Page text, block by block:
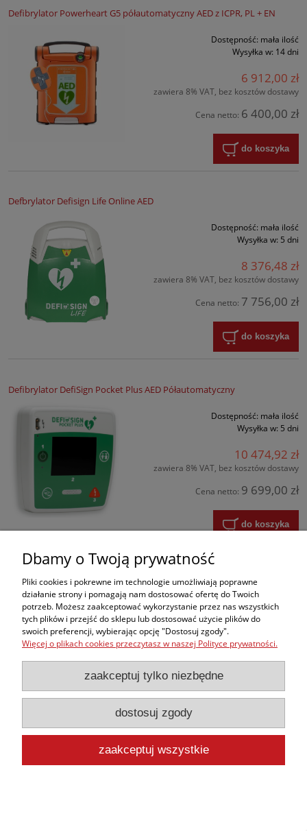
Defibrylator Powerheart G5 półautomatyczny AED z ICPR, PL + EN
Dostępność: mała ilość
Wysyłka w: 14 dni
6 912,00 zł
zawiera 8% VAT, bez kosztów dostawy
Cena netto: 6 400,00 zł
do koszyka
Defbrylator Defisign Life Online AED
Dostępność: mała ilość
Wysyłka w: 5 dni
8 376,48 zł
zawiera 8% VAT, bez kosztów dostawy
Cena netto: 7 756,00 zł
do koszyka
Defibrylator DefiSign Pocket Plus AED Półautomatyczny
Dostępność: mała ilość
Wysyłka w: 5 dni
10 474,92 zł
zawiera 8% VAT, bez kosztów dostawy
Cena netto: 9 699,00 zł
do koszyka
Defibrylator DefiSign LIFE Online AED Automatyczny
Dostępność: mała ilość
Wysyłka w:Na zamówienie
8 376,48 zł
Cena netto:
Defibrylator DefiSign Pocket Plus AED Automatyczny
Dbamy o Twoją prywatność
Pliki cookies i pokrewne im technologie umożliwiają poprawne
działanie strony i pomagają nam dostosować ofertę do Twoich
potrzeb. Możesz zaakceptować wykorzystanie przez nas wszystkich
tych plików i przejść do sklepu lub dostosować użycie plików do
swoich preferencji, wybierając opcję "Dostosuj zgody".
Więcej o plikach cookies przeczytasz w naszej Polityce prywatności.
zaakceptuj tylko niezbędne
dostosuj zgody
zaakceptuj wszystkie